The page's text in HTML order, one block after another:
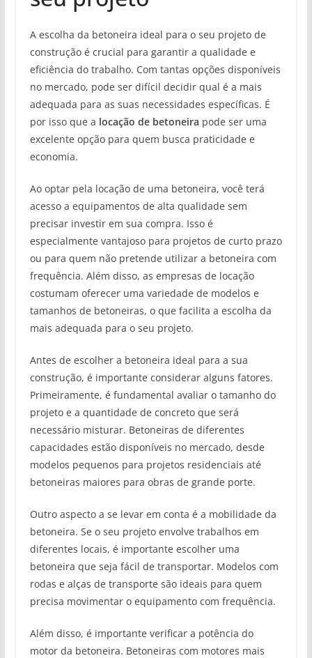
A escolha da betoneira ideal para o seu projeto de
construção é crucial para garantir a qualidade e
eficiência do trabalho. Com tantas opções disponíveis
no mercado, pode ser difícil decidir qual é a mais
adequada para as suas necessidades específicas. É
por isso que a locação de betoneira pode ser uma
excelente opção para quem busca praticidade e
economia.
Ao optar pela locação de uma betoneira, você terá
acesso a equipamentos de alta qualidade sem
precisar investir em sua compra. Isso é
especialmente vantajoso para projetos de curto prazo
ou para quem não pretende utilizar a betoneira com
frequência. Além disso, as empresas de locação
costumam oferecer uma variedade de modelos e
tamanhos de betoneiras, o que facilita a escolha da
mais adequada para o seu projeto.
Antes de escolher a betoneira ideal para a sua
construção, é importante considerar alguns fatores.
Primeiramente, é fundamental avaliar o tamanho do
projeto e a quantidade de concreto que será
necessário misturar. Betoneiras de diferentes
capacidades estão disponíveis no mercado, desde
modelos pequenos para projetos residenciais até
betoneiras maiores para obras de grande porte.
Outro aspecto a se levar em conta é a mobilidade da
betoneira. Se o seu projeto envolve trabalhos em
diferentes locais, é importante escolher uma
betoneira que seja fácil de transportar. Modelos com
rodas e alças de transporte são ideais para quem
precisa movimentar o equipamento com frequência.
Além disso, é importante verificar a potência do
motor da betoneira. Betoneiras com motores mais